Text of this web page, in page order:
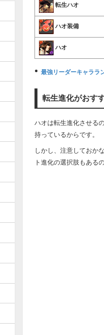
転生ハオ
ハオ装備
ハオ
最強リーダーキャララ
転生進化がおす
ハオは転生進化させる
持っているからです。
しかし、注意しておか
ト進化の選択肢もある